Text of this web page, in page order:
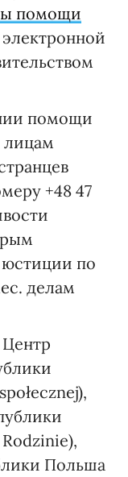
помощи
помощи
+48 47
по
делам
Польша